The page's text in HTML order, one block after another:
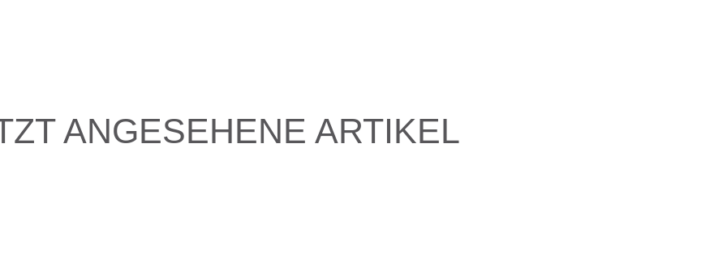
ANGESEHENE ARTIKEL